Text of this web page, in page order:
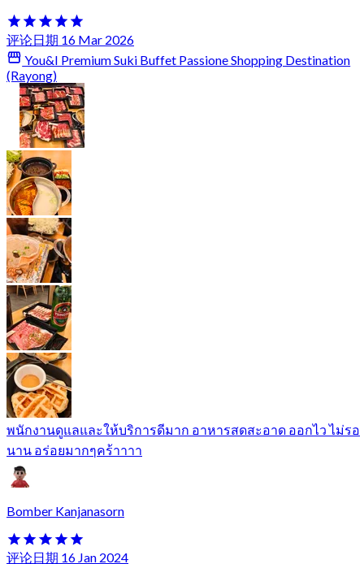
评论日期 16 Mar 2026
You&I Premium Suki Buffet Passione Shopping Destination
(Rayong)
พนักงานดูแลและให้บริการดีมาก อาหารสดสะอาด ออกไว ไม่รอ
นาน อร่อยมากๆคร้าาาา
Bomber Kanjanasorn
评论日期 16 Jan 2024